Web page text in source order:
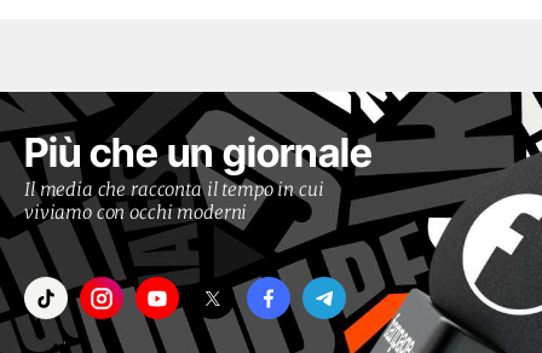
Più che un giornale
Il media che racconta il tempo in cui
viviamo con occhi moderni